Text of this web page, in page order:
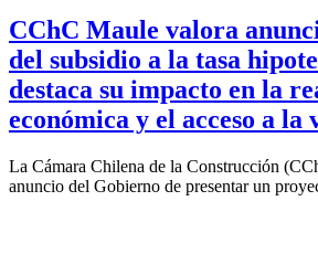
CChC Maule valora
del subsidio a la tasa
destaca su impacto en la
económica y el acceso a la
La Cámara Chilena de la Construcción
anuncio del Gobierno de presentar un